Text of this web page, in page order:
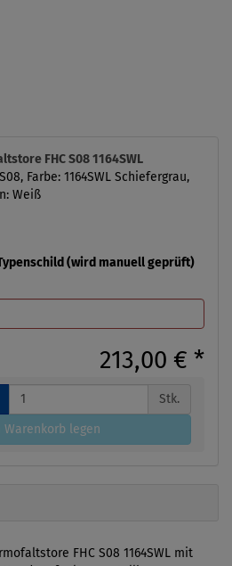
FHC S08 1164SWL
Farbe: 1164SWL Schiefergrau,
Weiß
(wird manuell geprüft)
213,00 € *
Stk.
Warenkorb legen
FHC S08 1164SWL mit